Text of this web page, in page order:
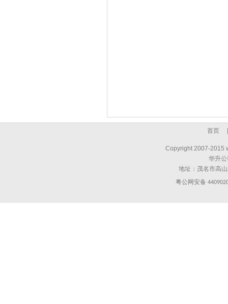
首页
Copyright 2007-2015
华升
地址：茂名市高
粤公网安备